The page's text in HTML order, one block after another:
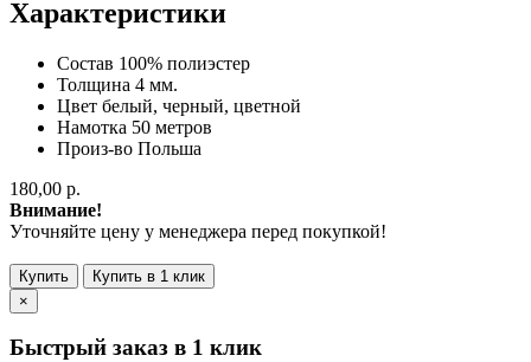
Характеристики
Состав 100% полиэстер
Толщина 4 мм.
Цвет белый, черный, цветной
Намотка 50 метров
Произ-во Польша
180,00 р.
Внимание!
Уточняйте цену у менеджера перед покупкой!
Купить
Купить в 1 клик
×
Быстрый заказ в 1 клик